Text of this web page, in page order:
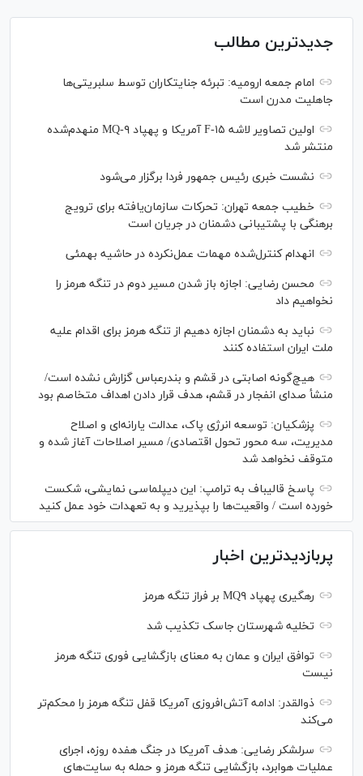
جدیدترین مطالب
امام جمعه ارومیه: تبرئه جنایتکاران توسط سلبریتی‌ها
جاهلیت مدرن است
اولین تصاویر لاشه F-۱۵ آمریکا و پهپاد MQ-۹ منهدم‌شده
منتشر شد
نشست خبری رئیس‌ جمهور فردا برگزار می‌شود
خطیب جمعه تهران: تحرکات سازمان‌یافته برای ترویج
برهنگی با پشتیبانی دشمنان در جریان است
انهدام کنترل‌شده مهمات عمل‌نکرده در حاشیه بهمئی
محسن رضایی: اجازه باز شدن مسیر دوم در تنگه هرمز را
نخواهیم داد
نباید به دشمنان اجازه دهیم از تنگه هرمز برای اقدام علیه
ملت ایران استفاده کنند
هیچ‌گونه اصابتی در قشم و بندرعباس گزارش نشده است/
منشأ صدای انفجار در قشم، هدف قرار دادن اهداف متخاصم بود
پزشکیان: توسعه انرژی پاک، عدالت یارانه‌ای و اصلاح
مدیریت، سه محور تحول اقتصادی/ مسیر اصلاحات آغاز شده و
متوقف نخواهد شد
پاسخ قالیباف به ترامپ: این دیپلماسی نمایشی، شکست
خورده است / واقعیت‌ها را بپذیرید و به تعهدات خود عمل کنید
پربازدیدترین اخبار
رهگیری پهپاد MQ۹ بر فراز تنگه هرمز
تخلیه شهرستان جاسک تکذیب شد
توافق ایران و عمان به معنای بازگشایی فوری تنگه هرمز
نیست
ذوالقدر: ادامه آتش‌افروزی آمریکا قفل تنگه هرمز را محکم‌تر
می‌کند
سرلشکر رضایی: هدف آمریکا در جنگ هفده روزه، اجرای
عملیات هوابرد، بازگشایی تنگه هرمز و حمله به سایت‌های